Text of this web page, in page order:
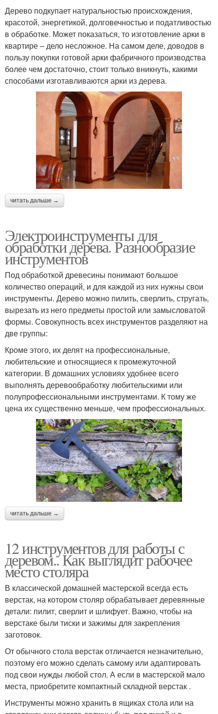
Дерево подкупает натуральностью происхождения,
красотой, энергетикой, долговечностью и податливостью
в обработке. Может показаться, то изготовление арки в
квартире – дело несложное. На самом деле, доводов в
пользу покупки готовой арки фабричного производства
более чем достаточно, стоит только вникнуть, какими
способами изготавливаются арки из дерева.
читать дальше →
Электроинструменты для
обработки дерева. Разнообразие
инструментов
Под обработкой древесины понимают большое
количество операций, и для каждой из них нужны свои
инструменты. Дерево можно пилить, сверлить, стругать,
вырезать из него предметы простой или замысловатой
формы. Совокупность всех инструментов разделяют на
две группы:
Кроме этого, их делят на профессиональные,
любительские и относящиеся к промежуточной
категории. В домашних условиях удобнее всего
выполнять деревообработку любительскими или
полупрофессиональными инструментами. К тому же
цена их существенно меньше, чем профессиональных.
читать дальше →
12 инструментов для работы с
деревом.. Как выглядит рабочее
место столяра
В классической домашней мастерской всегда есть
верстак, на котором столяр обрабатывает деревянные
детали: пилит, сверлит и шлифует. Важно, чтобы на
верстаке были тиски и зажимы для закрепления
заготовок.
От обычного стола верстак отличается незначительно,
поэтому его можно сделать самому или адаптировать
под свои нужды любой стол. А если в мастерской мало
места, приобретите компактный складной верстак .
Инструменты можно хранить в ящиках стола или на